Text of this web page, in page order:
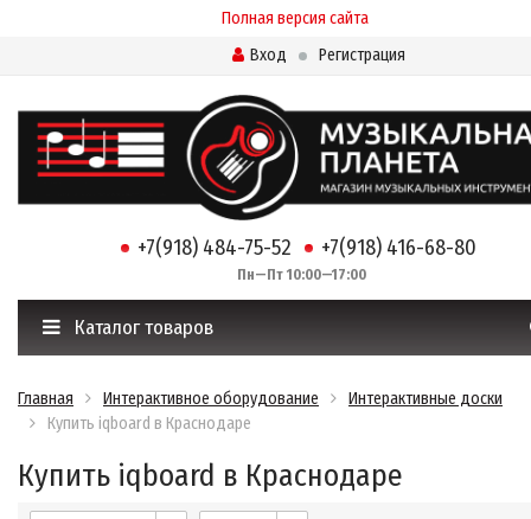
Полная версия сайта
Вход
Регистрация
+7(918) 484-75-52 +7(918) 416-68-80
Пн—Пт 10:00—17:00
Каталог товаров
Главная Интерактивное оборудование
Интерактивные доски
Купить iqboard в Краснодаре
Купить iqboard в Краснодаре